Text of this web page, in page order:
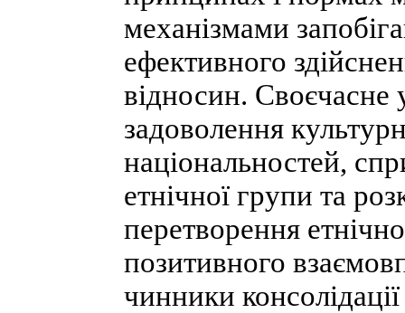
механізмами
ефективного
відносин. Своєчасне
задоволення
національностей,
етнічної групи та
перетворення
позитивного
чинники